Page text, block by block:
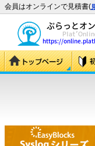
会員はオンラインで見積書(